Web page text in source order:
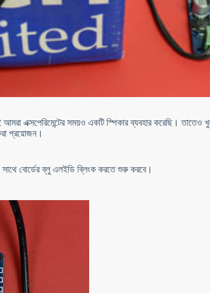
এক্সপেরিমেন্টের সময়ও একটি স্পিকার ব্যবহার করেছি। তাতেও
প্রয়োজন।
সাথে বোর্ডের ব্লু এলইডি ব্লিংক করতে শুরু করবে।